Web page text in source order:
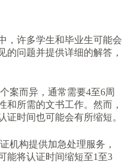
，许多学生和毕业生可能会
的问题并提供详细的解答，
案而异，通常需要4至6周
和所需的文书工作。然而，
证时间也可能会有所缩短。
机构提供加急处理服务，
能将认证时间缩短至1至3